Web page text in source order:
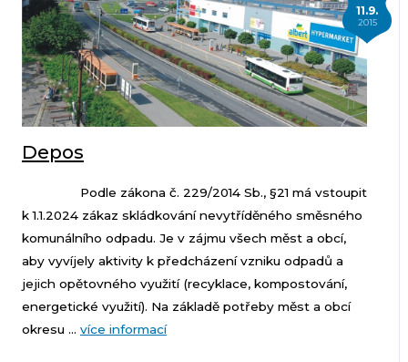
11.9.
2015
Depos
Podle zákona č. 229/2014 Sb., §21 má vstoupit
k 1.1.2024 zákaz skládkování nevytříděného směsného
komunálního odpadu. Je v zájmu všech měst a obcí,
aby vyvíjely aktivity k předcházení vzniku odpadů a
jejich opětovného využití (recyklace, kompostování,
energetické využití). Na základě potřeby měst a obcí
okresu ... více informací